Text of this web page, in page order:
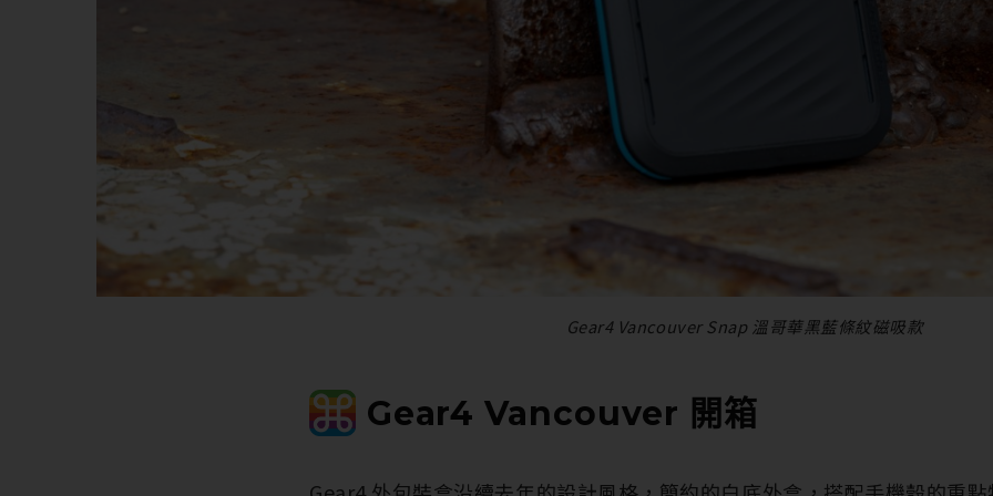
Gear4 Vancouver Snap 溫哥華黑藍條紋磁吸款
Gear4 Vancouver 開箱